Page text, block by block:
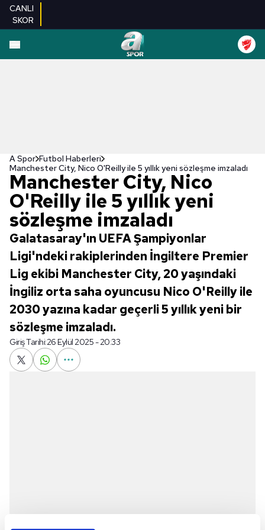
CANLI
SKOR
A Spor Futbol Haberleri
Manchester City, Nico O'Reilly ile 5 yıllık yeni sözleşme imzaladı
Manchester City, Nico
O'Reilly ile 5 yıllık yeni
sözleşme imzaladı
Galatasaray'ın UEFA Şampiyonlar
Ligi'ndeki rakiplerinden İngiltere Premier
Lig ekibi Manchester City, 20 yaşındaki
İngiliz orta saha oyuncusu Nico O'Reilly ile
2030 yazına kadar geçerli 5 yıllık yeni bir
sözleşme imzaladı.
Giriş Tarihi:26 Eylül 2025 - 20:33